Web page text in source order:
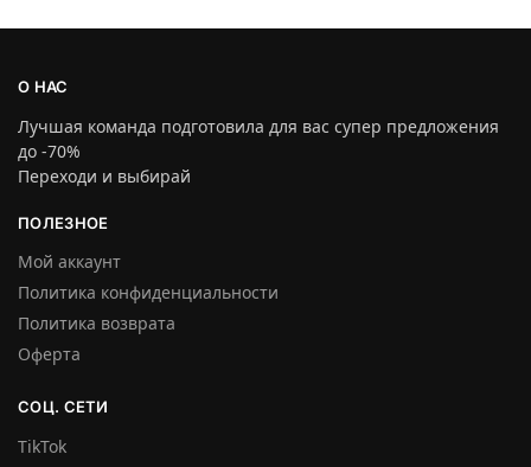
О НАС
Лучшая команда подготовила для вас супер предложения
до -70%
Переходи и выбирай
ПОЛЕЗНОЕ
Мой аккаунт
Политика конфиденциальности
Политика возврата
Оферта
СОЦ. СЕТИ
TikTok